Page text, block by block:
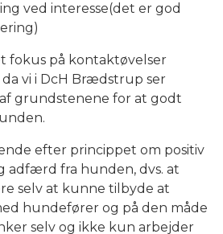
ved interesse(det er god
fokus på kontaktøvelser
vi i DcH Brædstrup ser
grundstenene for at godt
efter princippet om positiv
adfærd fra hunden, dvs. at
selv at kunne tilbyde at
hundefører og på den måde
selv og ikke kun arbejder